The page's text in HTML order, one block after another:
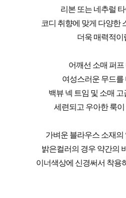
리본 또는 네추럴
코디 취향에 맞게 다양한
더욱 매력적이
어깨선 소매 퍼프
여성스러운 무드를
백뷰 넥 트임 및 소매
세련되고 우아한 룩이
가벼운 블라우스 소재의
밝은컬러의 경우 약간의
이너색상에 신경써서 착용